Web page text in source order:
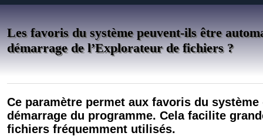
Les favoris du système peuvent-ils être
démarrage de l’Explorateur de fichiers ?
Ce paramètre permet aux favoris du
démarrage du programme. Cela facilite
fichiers fréquemment utilisés.